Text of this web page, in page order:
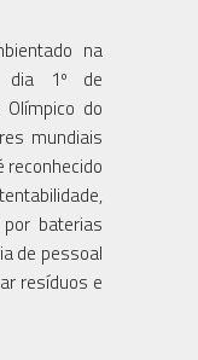
na
dia 1º de
do
mundiais
reconhecido
baterias
de pessoal
resíduos e